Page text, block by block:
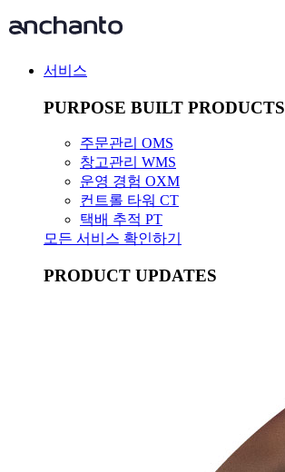
서비스
PURPOSE BUILT PRODUCTS
주문관리 OMS
창고관리 WMS
운영 경험 OXM
컨트롤 타워 CT
택배 추적 PT
모든 서비스 확인하기
PRODUCT UPDATES